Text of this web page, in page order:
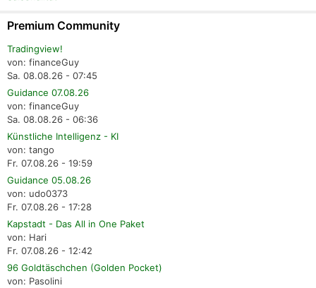
Premium Community
Tradingview!
von: financeGuy
Sa. 08.08.26 - 07:45
Guidance 07.08.26
von: financeGuy
Sa. 08.08.26 - 06:36
Künstliche Intelligenz - KI
von: tango
Fr. 07.08.26 - 19:59
Guidance 05.08.26
von: udo0373
Fr. 07.08.26 - 17:28
Kapstadt - Das All in One Paket
von: Hari
Fr. 07.08.26 - 12:42
96 Goldtäschchen (Golden Pocket)
von: Pasolini